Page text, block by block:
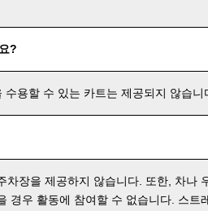
?
용할 수 있는 카트는 제공되지 않습니
차장을 제공하지 않습니다. 또한, 차나
경우 활동에 참여할 수 없습니다. 스트